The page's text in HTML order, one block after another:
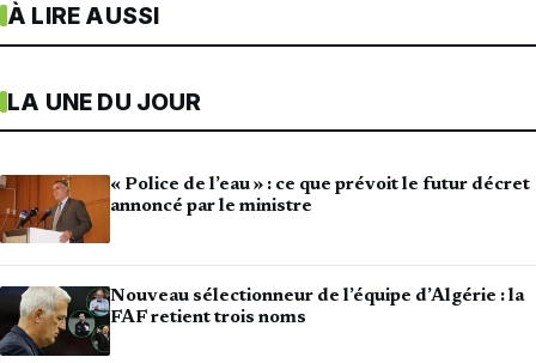
À LIRE AUSSI
LA UNE DU JOUR
« Police de l’eau » : ce que prévoit le futur décret
annoncé par le ministre
Nouveau sélectionneur de l’équipe d’Algérie : la
FAF retient trois noms